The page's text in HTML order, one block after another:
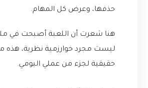
حذفها، وعرض كل المهام.
هنا شعرت أن اللعبة أصبحت في
ليست مجرد خوارزمية نظرية، هذه
حقيقية لجزء من عملي اليومي.